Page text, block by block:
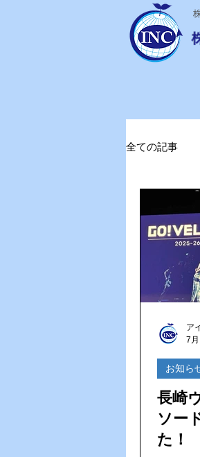
全ての記事
ガソリン
HACCP
長崎
ソー
た！
お知ら
ア
7